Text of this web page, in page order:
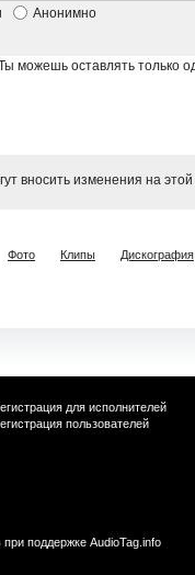
Анонимно
можешь оставлять только
вносить изменения на
Фото Клипы Дискография
для исполнителей
пользователей
при поддержке AudioTag.info